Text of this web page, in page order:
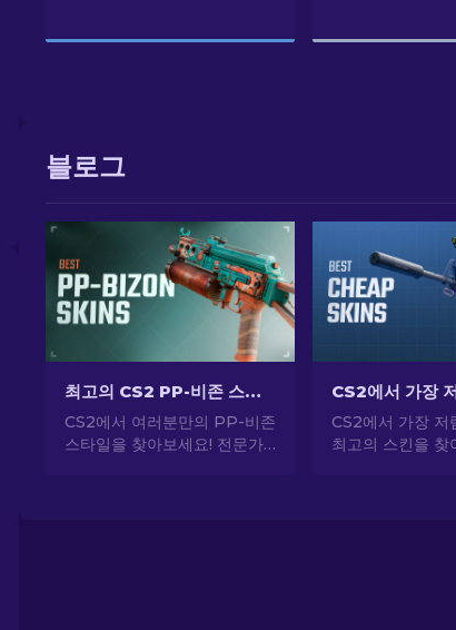
블로그
최고의 CS2 PP-비존 스킨 [2026]
CS2에서 여러분만의 PP-비존
스타일을 찾아보세요! 전문가
CS2에서 가장 저
최고의 스킨을 찾